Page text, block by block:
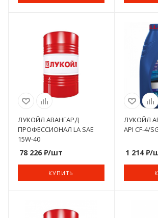
ЛУКОЙЛ АВАНГАРД
ПРОФЕССИОНАЛ LA SAE
15W-40
78 226 ₽/шт
КУПИТЬ
ЛУКОЙЛ
API CF-4/
1 214₽/